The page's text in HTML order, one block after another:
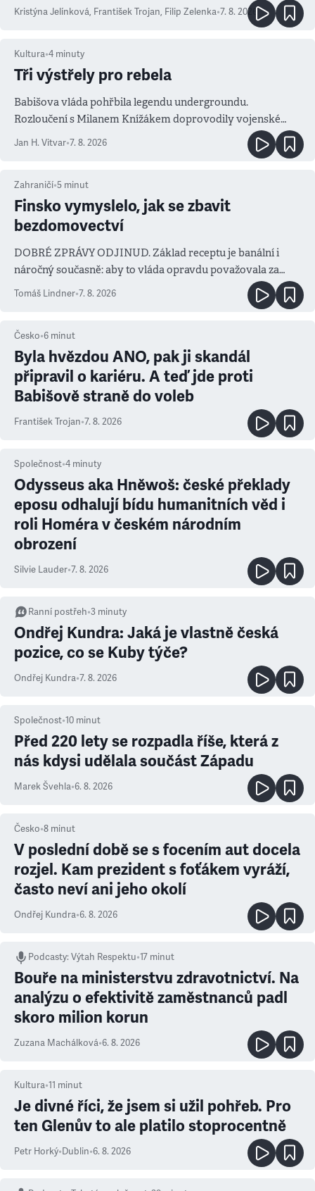
Kristýna Jelínková, František Trojan, Filip Zelenka•7. 8. 2026
Kultura•4 minuty
Tři výstřely pro rebela
Babišova vláda pohřbila legendu undergroundu.
Rozloučení s Milanem Knížákem doprovodily vojenské
salvy i kritika pokrokářů
Jan H. Vitvar•7. 8. 2026
Zahraničí•5 minut
Finsko vymyslelo, jak se zbavit
bezdomovectví
DOBRÉ ZPRÁVY ODJINUD. Základ receptu je banální i
náročný současně: aby to vláda opravdu považovala za
prioritu
Tomáš Lindner•7. 8. 2026
Česko•6 minut
Byla hvězdou ANO, pak ji skandál
připravil o kariéru. A teď jde proti
Babišově straně do voleb
František Trojan•7. 8. 2026
Společnost•4 minuty
Odysseus aka Hněwoš: české překlady
eposu odhalují bídu humanitních věd i
roli Homéra v českém národním
obrození
Silvie Lauder•7. 8. 2026
Ranní postřeh•3 minuty
Ondřej Kundra: Jaká je vlastně česká
pozice, co se Kuby týče?
Ondřej Kundra•7. 8. 2026
Společnost•10 minut
Před 220 lety se rozpadla říše, která z
nás kdysi udělala součást Západu
Marek Švehla•6. 8. 2026
Česko•8 minut
V poslední době se s focením aut docela
rozjel. Kam prezident s foťákem vyráží,
často neví ani jeho okolí
Ondřej Kundra•6. 8. 2026
Podcasty:Výtah Respektu•17 minut
Bouře na ministerstvu zdravotnictví. Na
analýzu o efektivitě zaměstnanců padl
skoro milion korun
Zuzana Machálková•6. 8. 2026
Kultura•11 minut
Je divné říci, že jsem si užil pohřeb. Pro
ten Glenův to ale platilo stoprocentně
Petr Horký•Dublin•6. 8. 2026